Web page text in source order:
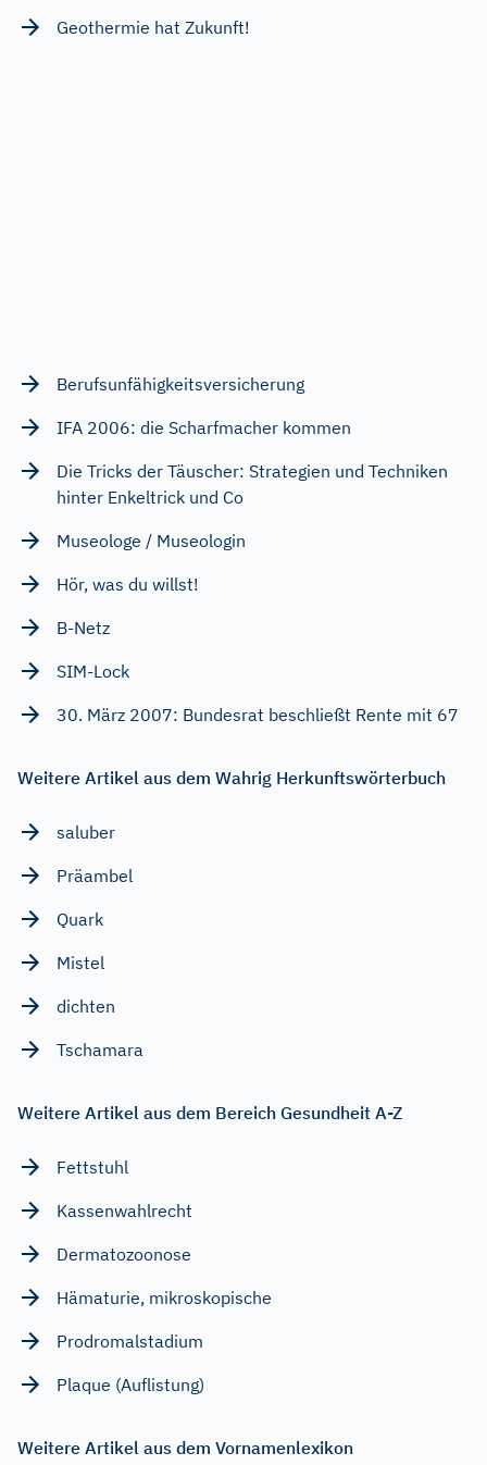
Geothermie hat Zukunft!
Berufsunfähigkeitsversicherung
IFA 2006: die Scharfmacher kommen
Die Tricks der Täuscher: Strategien und Techniken
hinter Enkeltrick und Co
Museologe / Museologin
Hör, was du willst!
B-Netz
SIM-Lock
30. März 2007: Bundesrat beschließt Rente mit 67
Weitere Artikel aus dem Wahrig Herkunftswörterbuch
saluber
Präambel
Quark
Mistel
dichten
Tschamara
Weitere Artikel aus dem Bereich Gesundheit A-Z
Fettstuhl
Kassenwahlrecht
Dermatozoonose
Hämaturie, mikroskopische
Prodromalstadium
Plaque (Auflistung)
Weitere Artikel aus dem Vornamenlexikon